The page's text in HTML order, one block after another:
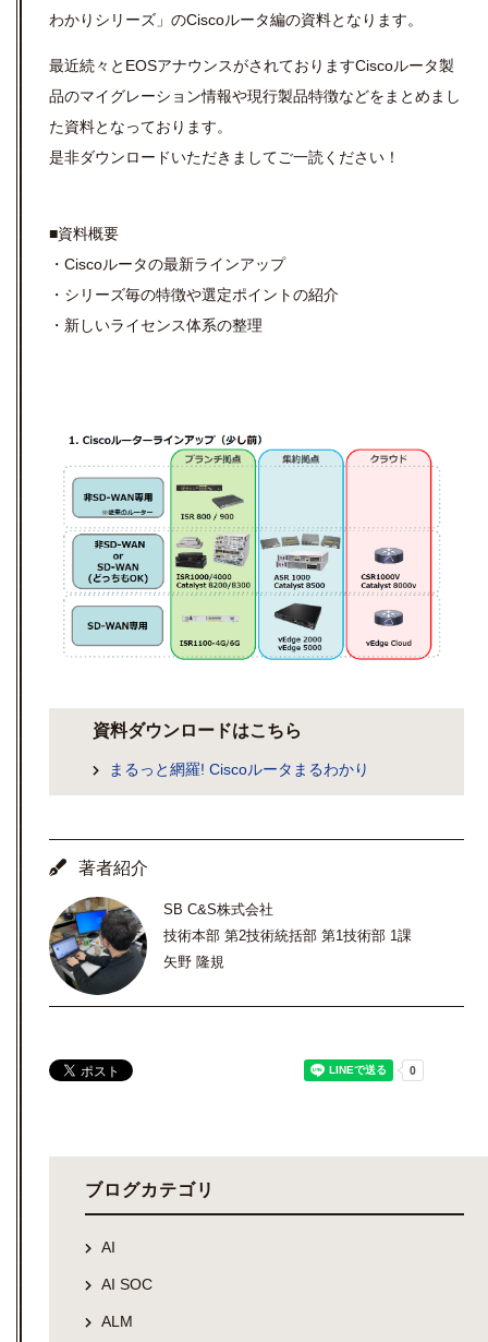
わかりシリーズ」のCiscoルータ編の資料となります。
最近続々とEOSアナウンスがされておりますCiscoルータ製
品のマイグレーション情報や現行製品特徴などをまとめまし
た資料となっております。
是非ダウンロードいただきましてご一読ください！
■資料概要
・Ciscoルータの最新ラインアップ
・シリーズ毎の特徴や選定ポイントの紹介
・新しいライセンス体系の整理
資料ダウンロードはこちら
まるっと網羅! Ciscoルータまるわかり
著者紹介
SB C&S株式会社
技術本部 第2技術統括部 第1技術部 1課
矢野 隆規
ブログカテゴリ
AI
AI SOC
ALM